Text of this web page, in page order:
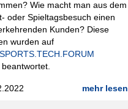
Wie macht man aus dem
oder Spieltagsbesuch einen
Kunden? Diese
wurden auf
SPORTS.TECH.FORUM
beantwortet.
mehr lesen